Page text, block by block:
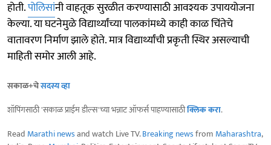
होती.पोलिसांनी वाहतूक सुरळीत करण्यासाठी आवश्यक उपाययोजना
केल्या. या घटनेमुळे विद्यार्थ्यांच्या पालकांमध्ये काही काळ चिंतेचे
वातावरण निर्माण झाले होते. मात्र विद्यार्थ्यांची प्रकृती स्थिर असल्याची
माहिती समोर आली आहे.
सकाळ+चेसदस्य व्हा
शॉपिंगसाठी 'सकाळ प्राईम डील्स'च्या भन्नाट ऑफर्स पाहण्यासाठीक्लिक करा.
Read Marathi newsand watch Live TV.Breaking newsfrom Maharashtra,